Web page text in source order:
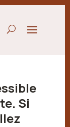
Si